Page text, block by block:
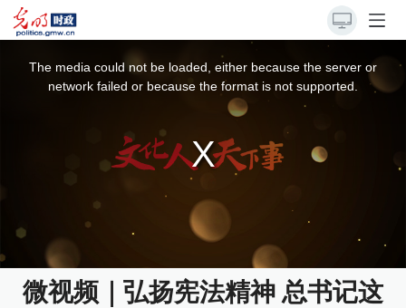
The media could not be loaded, either because the server or
network failed or because the format is not supported.
微视频｜弘扬宪法精神 总书记这